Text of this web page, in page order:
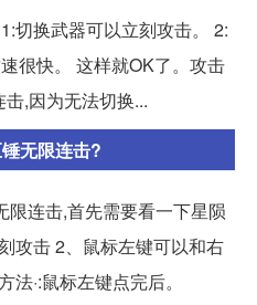
切换武器可以立刻攻击。 2:
很快。 这样就OK了。攻击
,因为无法切换...
无限连击?
连击,首先需要看一下星陨
攻击 2、鼠标左键可以和右
·:鼠标左键点完后。